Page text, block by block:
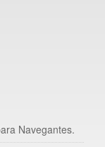
Navegantes.